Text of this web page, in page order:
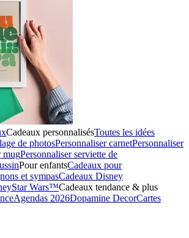
Cadeaux personnalisésToutes les idées
de photosPersonnaliser carnetPersonnaliser
mugPersonnaliser serviette de
Pour enfantsCadeaux pour
et sympasCadeaux Disney
Star Wars™Cadeaux tendance & plus
Agendas 2026Dopamine DecorCartes